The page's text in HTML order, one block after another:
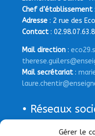
Gérer le
Chef d’établissement
Adresse: 2 rue des
Contact:
Mail direction:
Mail secrétariat:
• Réseaux
Page Facebook